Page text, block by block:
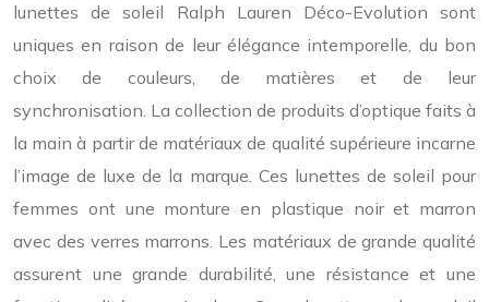
lunettes de soleil Ralph Lauren Déco-Evolution sont
uniques en raison de leur élégance intemporelle, du bon
choix de couleurs, de matières et de leur
synchronisation. La collection de produits d’optique faits à
la main à partir de matériaux de qualité supérieure incarne
l’image de luxe de la marque. Ces lunettes de soleil pour
femmes ont une monture en plastique noir et marron
avec des verres marrons.​​​​​​​​​​​­​​​​​​​​​​ Les matériaux de grande qualité
assurent une grande durabilité, une résistance et une